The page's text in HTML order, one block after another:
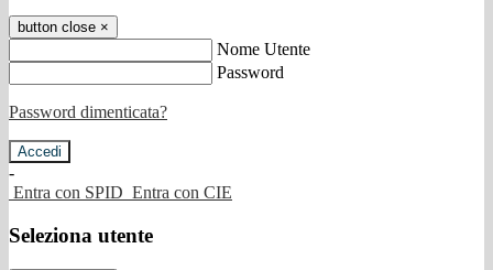
button close ×
Nome Utente
Password
Password dimenticata?
-
Entra con SPID Entra con CIE
Seleziona utente